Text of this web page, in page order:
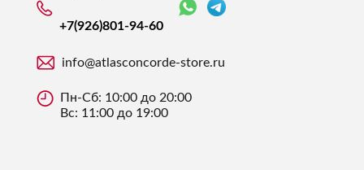
+7(926)801-94-60
info@atlasconcorde-store.ru
Пн-Сб: 10:00 до 20:00
Вс: 11:00 до 19:00